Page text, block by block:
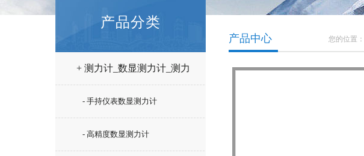
产品分类
+ 测力计_数显测力计_测力
- 手持仪表数显测力计
- 高精度数显测力计
您的位置：
产品中心